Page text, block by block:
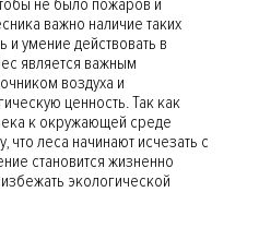
не было пожаров и
важно наличие таких
и умение действовать в
является важным
воздуха и
ценность. Так как
к окружающей среде
что леса начинают исчезать с
становится жизненно
экологической